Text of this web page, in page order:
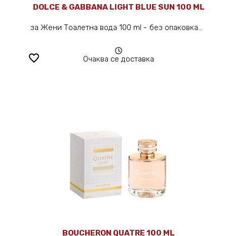
favorite_border
DOLCE & GABBANA LIGHT BLUE SUN 100 ML
за Жени Тоалетна вода 100 ml - без опаковка...
Очаква се доставка
BOUCHERON QUATRE 100 ML